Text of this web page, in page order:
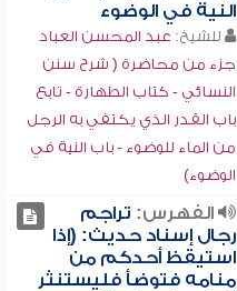
النية في الوضوء
للشيخ: عبد المحسن العباد
جزء من محاضرة ( شرح سنن
النسائي - كتاب الطهارة - تابع
باب القدر الذي يكتفي به الرجل
من الماء للوضوء - باب النية في
الوضوء)
الفهرس: تراجم
رجال إسناد حديث: (إذا
استيقظ أحدكم من
منامه فتوضأ فليستنثر